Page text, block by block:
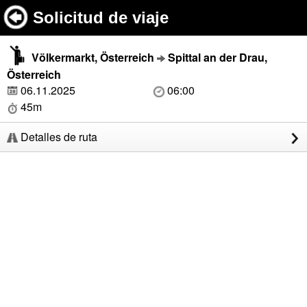
Solicitud de viaje
Völkermarkt, Österreich
Spittal an der Drau,
Österreich
06.11.2025
06:00
45m
Detalles de ruta